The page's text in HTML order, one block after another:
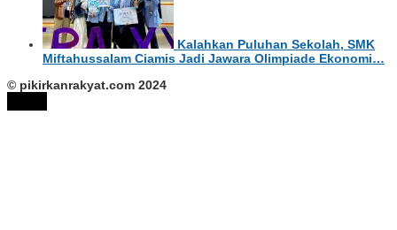
Kalahkan Puluhan Sekolah, SMK
Miftahussalam Ciamis Jadi Jawara Olimpiade Ekonomi…
© pikirkanrakyat.com 2024